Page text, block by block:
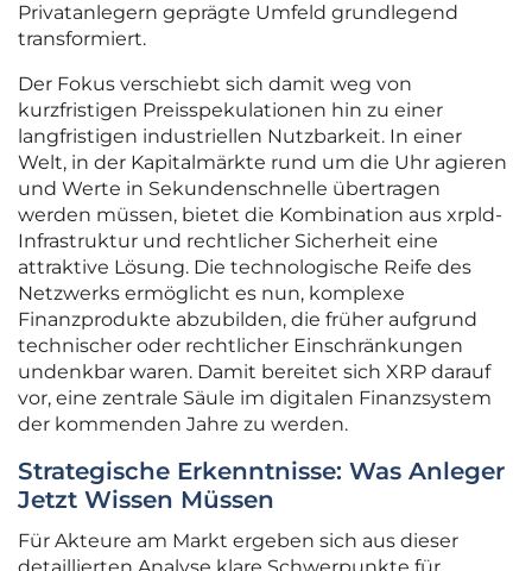
Privatanlegern geprägte Umfeld grundlegend
transformiert.
Der Fokus verschiebt sich damit weg von
kurzfristigen Preisspekulationen hin zu einer
langfristigen industriellen Nutzbarkeit. In einer
Welt, in der Kapitalmärkte rund um die Uhr agieren
und Werte in Sekundenschnelle übertragen
werden müssen, bietet die Kombination aus xrpld-
Infrastruktur und rechtlicher Sicherheit eine
attraktive Lösung. Die technologische Reife des
Netzwerks ermöglicht es nun, komplexe
Finanzprodukte abzubilden, die früher aufgrund
technischer oder rechtlicher Einschränkungen
undenkbar waren. Damit bereitet sich XRP darauf
vor, eine zentrale Säule im digitalen Finanzsystem
der kommenden Jahre zu werden.
Strategische Erkenntnisse: Was Anleger
Jetzt Wissen Müssen
Für Akteure am Markt ergeben sich aus dieser